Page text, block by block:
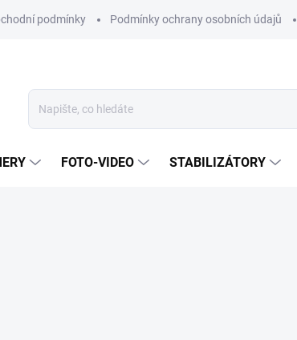
podmínky Podmínky ochrany osobních údajů
FOTO-VIDEO STABILIZÁTORY